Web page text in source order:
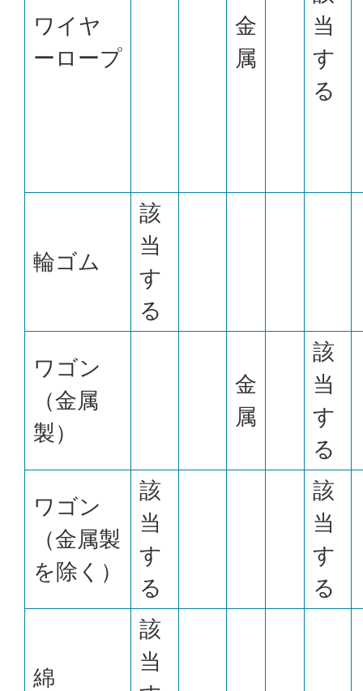
ワイヤ
ーロープ
金
属
当
す
る
輪ゴム
該
当
す
る
ワゴン
（金属
製）
金
属
該
当
す
る
ワゴン
（金属製
を除く）
該
当
す
る
該
当
す
る
綿
該
当